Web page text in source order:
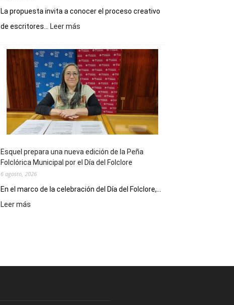
La propuesta invita a conocer el proceso creativo
de escritores...
Leer más
Municipal
celebra
sus
90
años
con
un
Conversatorio
Escritores
Locales
Esquel prepara una nueva edición de la Peña
Folclórica Municipal por el Día del Folclore
6 agosto, 2026
En el marco de la celebración del Día del Folclore,...
Leer más
de